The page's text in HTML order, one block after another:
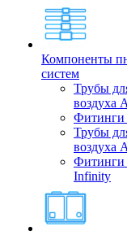
Компоненты
систем
Трубы
воздуха
Фитинги
Трубы
воздуха
Infinity